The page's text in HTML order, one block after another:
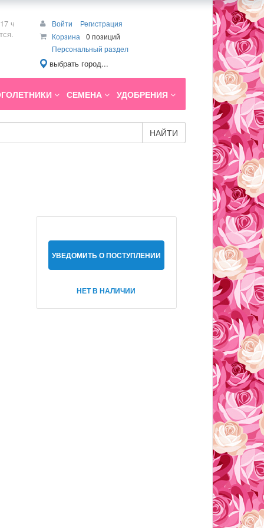
ч
Войти
Регистрация
Корзина
0 позиций
Персональный раздел
выбрать город...
СЕМЕНА УДОБРЕНИЯ
НАЙТИ
УВЕДОМИТЬ О ПОСТУПЛЕНИИ
НЕТ В НАЛИЧИИ